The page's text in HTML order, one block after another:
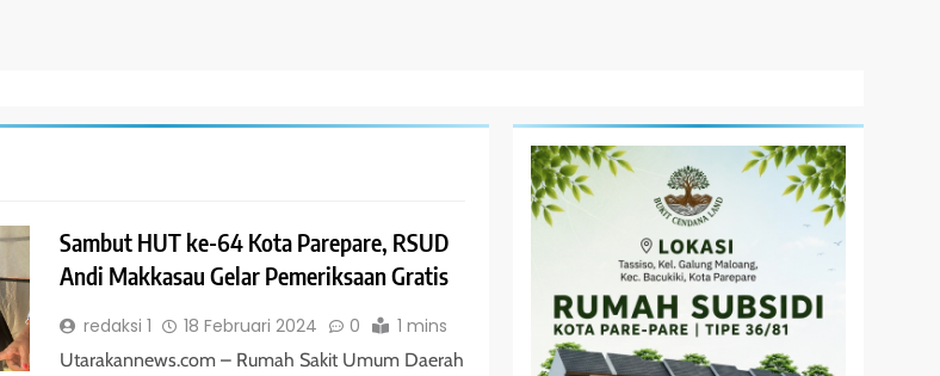
Sambut HUT ke-64 Kota Parepare, RSUD
Andi Makkasau Gelar Pemeriksaan Gratis
redaksi 1 18 Februari 2024 0 1 mins
Utarakannews.com – Rumah Sakit Umum Daerah